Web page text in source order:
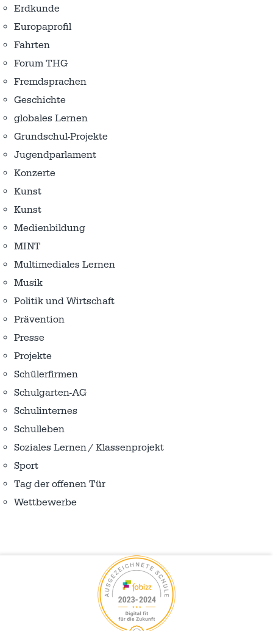
Erdkunde
Europaprofil
Fahrten
Forum THG
Fremdsprachen
Geschichte
globales Lernen
Grundschul-Projekte
Jugendparlament
Konzerte
Kunst
Kunst
Medienbildung
MINT
Multimediales Lernen
Musik
Politik und Wirtschaft
Prävention
Presse
Projekte
Schülerfirmen
Schulgarten-AG
Schulinternes
Schulleben
Soziales Lernen / Klassenprojekt
Sport
Tag der offenen Tür
Wettbewerbe